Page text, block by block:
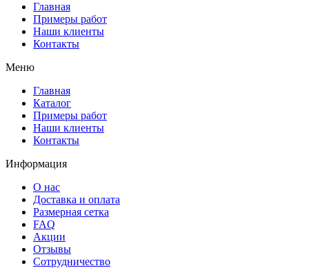
Главная
Примеры работ
Наши клиенты
Контакты
Меню
Главная
Каталог
Примеры работ
Наши клиенты
Контакты
Информация
О нас
Доставка и оплата
Размерная сетка
FAQ
Акции
Отзывы
Сотрудничество